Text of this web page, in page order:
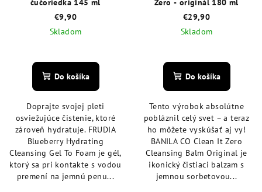
čučoriedka 145 ml
€9,90
Skladom
hodnotenie
produktu
z
5
hviezdičiek.
Do košíka
Doprajte svojej pleti
osviežujúce čistenie, ktoré
zároveň hydratuje. FRUDIA
Blueberry Hydrating
Cleansing Gel To Foam je gél,
ktorý sa pri kontakte s vodou
premení na jemnú penu...
Zero - originál 180 ml
€29,90
Skladom
hodnotenie
produktu
z
5
hviezdičiek.
Do košíka
Tento výrobok absolútne
pobláznil celý svet – a teraz
ho môžete vyskúšať aj vy!
BANILA CO Clean It Zero
Cleansing Balm Original je
ikonický čistiaci balzam s
jemnou sorbetovou...